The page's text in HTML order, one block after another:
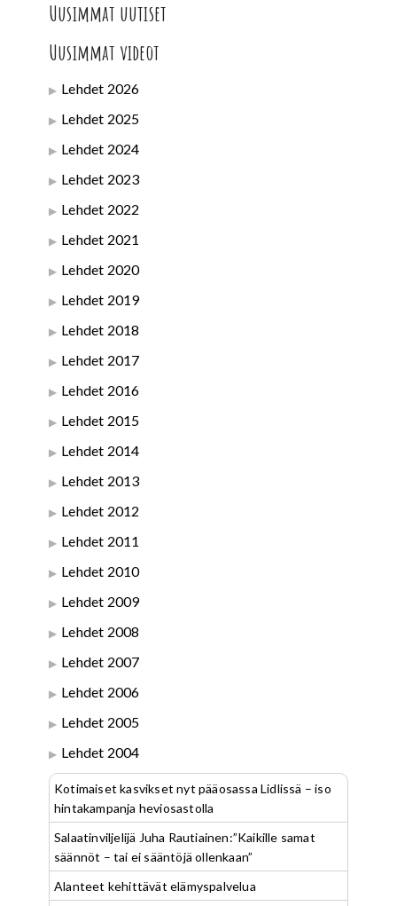
Uusimmat uutiset
Uusimmat videot
Lehdet 2026
Lehdet 2025
Lehdet 2024
Lehdet 2023
Lehdet 2022
Lehdet 2021
Lehdet 2020
Lehdet 2019
Lehdet 2018
Lehdet 2017
Lehdet 2016
Lehdet 2015
Lehdet 2014
Lehdet 2013
Lehdet 2012
Lehdet 2011
Lehdet 2010
Lehdet 2009
Lehdet 2008
Lehdet 2007
Lehdet 2006
Lehdet 2005
Lehdet 2004
Kotimaiset kasvikset nyt pääosassa Lidlissä – iso
hintakampanja heviosastolla
Salaatinviljelijä Juha Rautiainen:”Kaikille samat
säännöt – tai ei sääntöjä ollenkaan”
Alanteet kehittävät elämyspalvelua